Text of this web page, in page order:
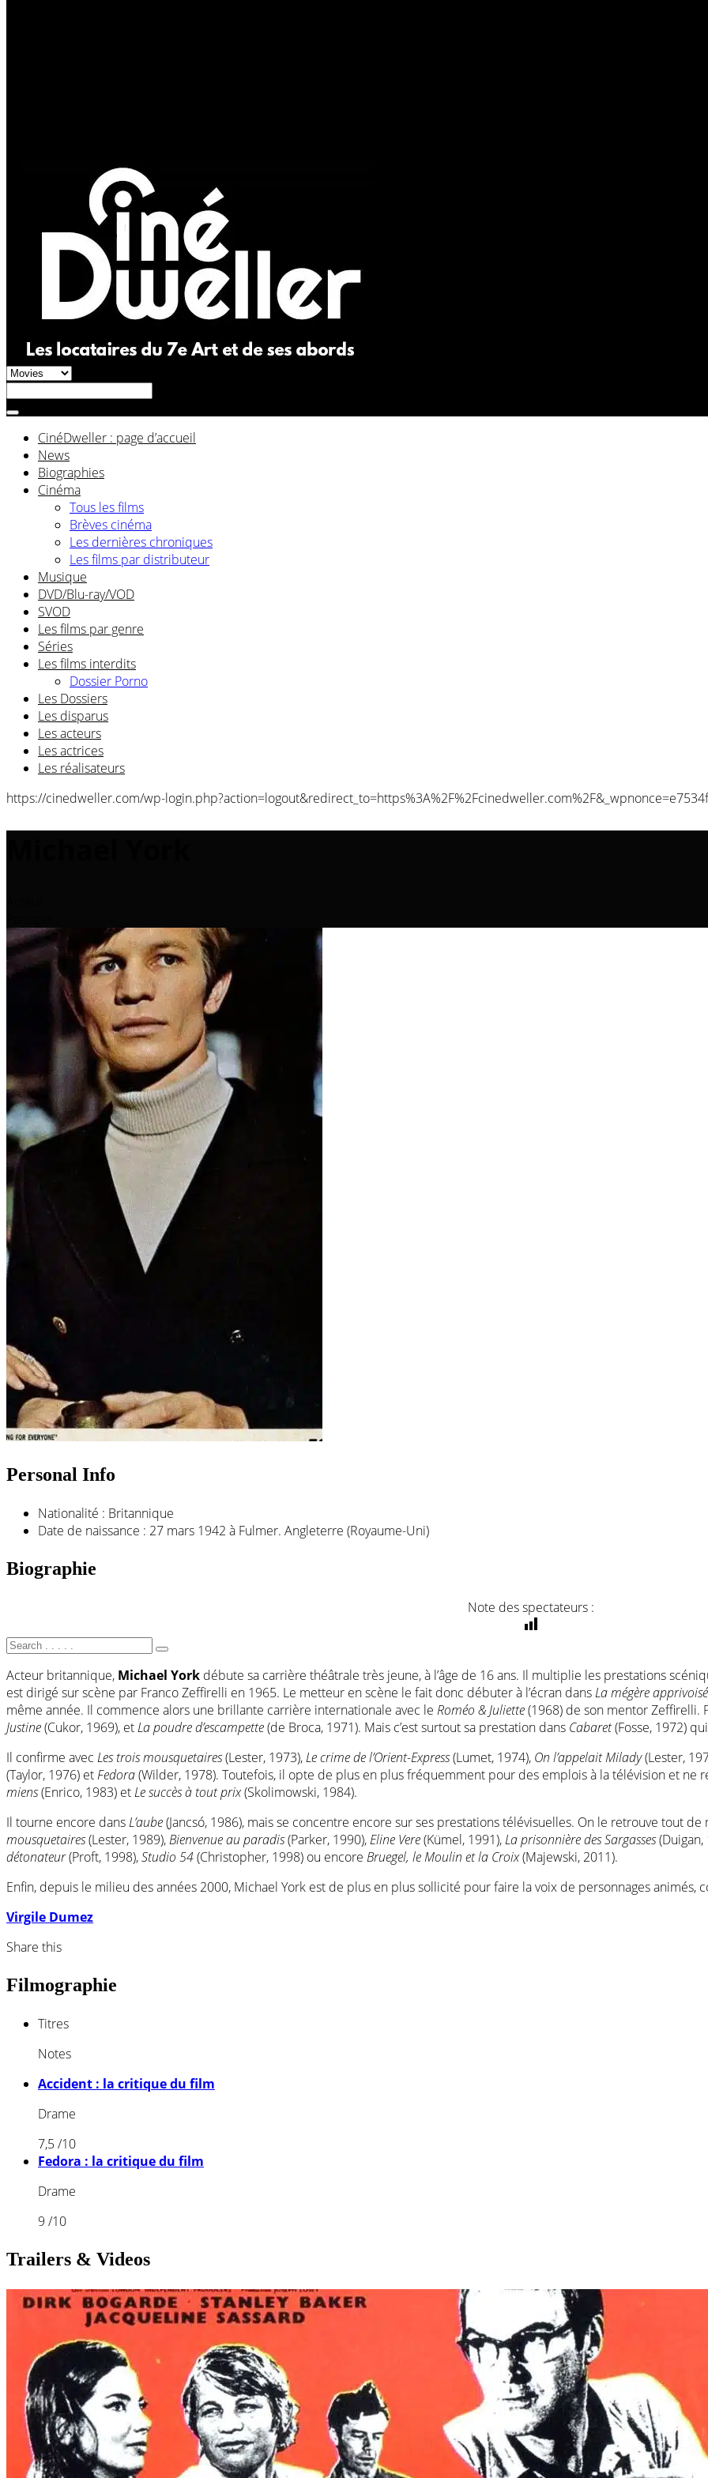
CinéDweller : page d’accueil
News
Biographies
Cinéma
Tous les films
Brèves cinéma
Les dernières chroniques
Les films par distributeur
Musique
DVD/Blu-ray/VOD
SVOD
Les films par genre
Séries
Les films interdits
Dossier Porno
Les Dossiers
Les disparus
Les acteurs
Les actrices
Les réalisateurs
https://cinedweller.com/wp-
Personal Info
Nationalité : Britannique
Date de naissance : 27 mars 1942 à Fulmer. Angleterre (Royaume-Uni)
Biographie
Note des spectateurs :
Acteur britannique, Michael York débute sa carrière théâtrale très jeune, à l’âge de 16 ans. Il multiplie les prestations
est dirigé sur scène par Franco Zeffirelli en 1965. Le metteur en scène le fait donc débuter à l’écran dansLa mégère
même année. Il commence alors une brillante carrière internationale avec le Roméo & Juliette(1968) de son mentor Zeffirelli.
Justine(Cukor, 1969), etLa poudre d’escampette(de Broca, 1971). Mais c’est surtout sa prestation dans Cabaret(Fosse, 1972)
Il confirme avec Les trois mousquetaires(Lester, 1973),Le crime de l’Orient-Express(Lumet, 1974), On l’appelait Milady(Lester,
(Taylor, 1976) etFedora(Wilder, 1978). Toutefois, il opte de plus en plus fréquemment pour des emplois à la télévision et
miens(Enrico, 1983) etLe succès à tout prix(Skolimowski, 1984).
Il tourne encore dansL’aube(Jancsó, 1986), mais se concentre encore sur ses prestations télévisuelles. On le retrouve tout
mousquetaires(Lester, 1989),Bienvenue au paradis(Parker, 1990),Eline Vere(Kümel, 1991),La prisonnière des Sargasses(Duigan,
détonateur(Proft, 1998),Studio 54(Christopher, 1998) ou encore Bruegel, le Moulin et la Croix(Majewski, 2011).
Enfin, depuis le milieu des années 2000, Michael York est de plus en plus sollicité pour faire la voix de personnages animés,
Virgile Dumez
Share this
Filmographie
Titres
Notes
Accident : la critique du film
Drame
7,5/10
Fedora : la critique du film
Drame
9 /10
Trailers & Videos